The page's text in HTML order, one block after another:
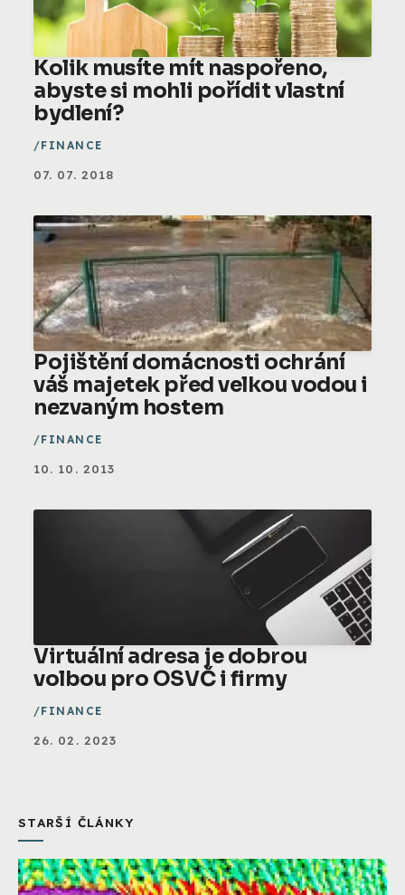
Kolik musíte mít naspořeno,
abyste si mohli pořídit vlastní
bydlení?
FINANCE
07. 07. 2018
Pojištění domácnosti ochrání
váš majetek před velkou vodou i
nezvaným hostem
FINANCE
10. 10. 2013
Virtuální adresa je dobrou
volbou pro OSVČ i firmy
FINANCE
26. 02. 2023
STARŠÍ ČLÁNKY